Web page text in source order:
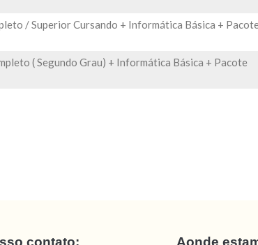
/ Superior Cursando + Informática Básica +
( Segundo Grau) + Informática Básica + Pacote
contato: Aonde